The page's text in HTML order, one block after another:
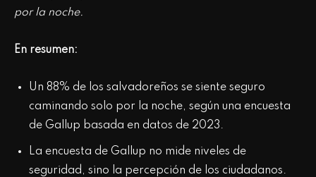
por la noche.
En resumen:
Un 88% de los salvadoreños se siente seguro
caminando solo por la noche, según una encuesta
de Gallup basada en datos de 2023.
La encuesta de Gallup no mide niveles de
seguridad, sino la percepción de los ciudadanos.